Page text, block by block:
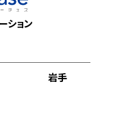
ション
岩手